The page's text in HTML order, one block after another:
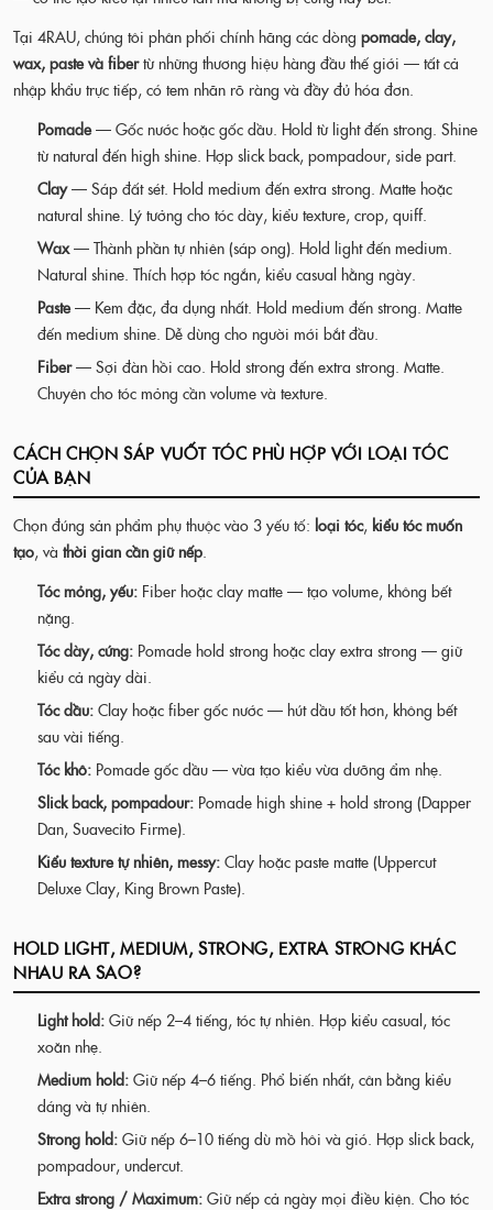
Tại 4RAU, chúng tôi phân phối chính hãng các dòng pomade, clay,
wax, paste và fibertừ những thương hiệu hàng đầu thế giới — tất cả
nhập khẩu trực tiếp, có tem nhãn rõ ràng và đầy đủ hóa đơn.
Pomade— Gốc nước hoặc gốc dầu. Hold từ light đến strong. Shine
từ natural đến high shine. Hợp slick back, pompadour, side part.
Clay— Sáp đất sét. Hold medium đến extra strong. Matte hoặc
natural shine. Lý tưởng cho tóc dày, kiểu texture, crop, quiff.
Wax— Thành phần tự nhiên (sáp ong). Hold light đến medium.
Natural shine. Thích hợp tóc ngắn, kiểu casual hằng ngày.
Paste— Kem đặc, đa dụng nhất. Hold medium đến strong. Matte
đến medium shine. Dễ dùng cho người mới bắt đầu.
Fiber— Sợi đàn hồi cao. Hold strong đến extra strong. Matte.
Chuyên cho tóc mỏng cần volume và texture.
CÁCH CHỌN SÁP VUỐT TÓC PHÙ HỢP VỚI LOẠI TÓC
CỦA BẠN
Chọn đúng sản phẩm phụ thuộc vào 3 yếu tố: loại tóc, kiểu tóc muốn
tạo, và thời gian cần giữ nếp
Tóc mỏng, yếu: Fiber hoặc clay matte — tạo volume, không bết
nặng.
Tóc dày, cứng: Pomade hold strong hoặc clay extra strong — giữ
kiểu cả ngày dài.
Tóc dầu: Clay hoặc fiber gốc nước — hút dầu tốt hơn, không bết
sau vài tiếng.
Tóc khô: Pomade gốc dầu — vừa tạo kiểu vừa dưỡng ẩm nhẹ.
Slick back, pompadour: Pomade high shine + hold strong (Dapper
Dan, Suavecito Firme).
Kiểu texture tự nhiên, messy: Clay hoặc paste matte (Uppercut
Deluxe Clay, King Brown Paste).
HOLD LIGHT, MEDIUM, STRONG, EXTRA STRONG KHÁC
NHAU RA SAO?
Light hold: Giữ nếp 2–4 tiếng, tóc tự nhiên. Hợp kiểu casual, tóc
xoăn nhẹ.
Medium hold: Giữ nếp 4–6 tiếng. Phổ biến nhất, cân bằng kiểu
dáng và tự nhiên.
Strong hold: Giữ nếp 6–10 tiếng dù mồ hôi và gió. Hợp slick back,
pompadour, undercut.
Extra strong / Maximum: Giữ nếp cả ngày mọi điều kiện. Cho tóc